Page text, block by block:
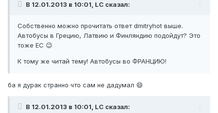
В 12.01.2013 в 10:01, LC сказал:
Собственно можно прочитать ответ dmitryhot выше.
Автобусы в Грецию, Латвию и Финляндию подойдут? Это
тоже ЕС 😉
К тому же читай тему! Автобусы во ФРАНЦИЮ!
ба я дурак странно что сам не дадумал 😄
В 12.01.2013 в 10:01, LC сказал: